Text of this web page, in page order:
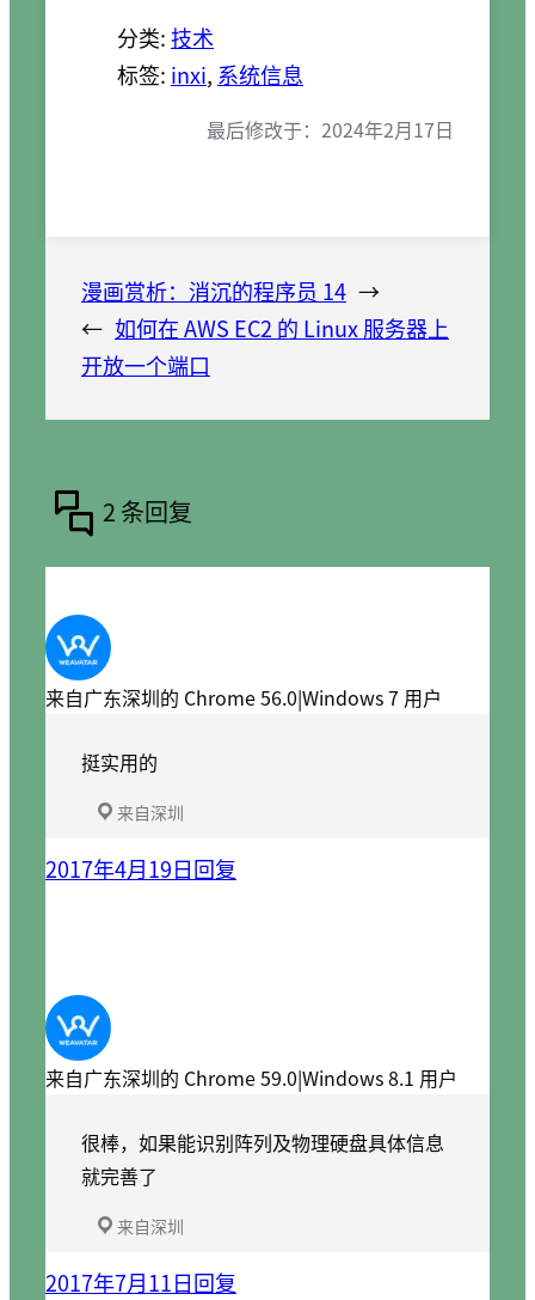
分类:技术
标签: inxi, 系统信息
最后修改于： 2024年2月17日
漫画赏析：消沉的程序员 14 →
← 如何在 AWS EC2 的 Linux 服务器上
开放一个端口
2 条回复
来自广东深圳的 Chrome 56.0|Windows 7 用户
挺实用的
来自深圳
2017年4月19日回复
来自广东深圳的 Chrome 59.0|Windows 8.1 用户
很棒，如果能识别阵列及物理硬盘具体信息
就完善了
来自深圳
2017年7月11日回复